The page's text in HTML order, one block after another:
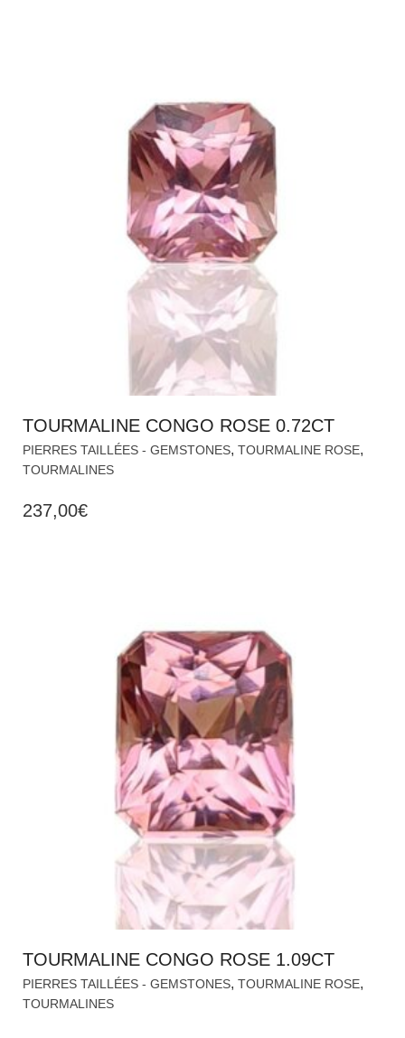
TOURMALINE CONGO ROSE 0.72CT
PIERRES TAILLÉES - GEMSTONES, TOURMALINE ROSE,
TOURMALINES
237,00€
TOURMALINE CONGO ROSE 1.09CT
PIERRES TAILLÉES - GEMSTONES, TOURMALINE ROSE,
TOURMALINES